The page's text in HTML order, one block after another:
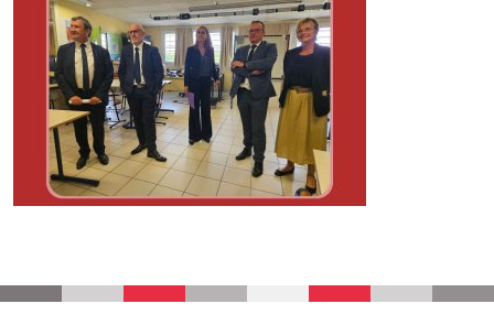
L'ASSO
PUBLICITÉ
CONTACT